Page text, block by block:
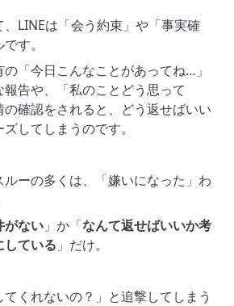
LINEは「会う約束」や「事実確
す。
「今日こんなことがあってね…」
告や、「私のことどう思って
確認をされると、どう返せばいい
してしまうのです。
ーの多くは、「嫌いになった」わ
がない 」か「なんて返せばいいか考
している 」だけ。
くれないの？」と追撃してしまう